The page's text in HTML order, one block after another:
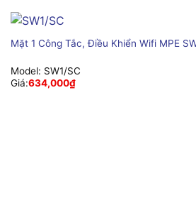
Mặt 1 Công Tắc, Điều Khiển Wifi MPE
Model: SW1/SC
Giá:634,000₫